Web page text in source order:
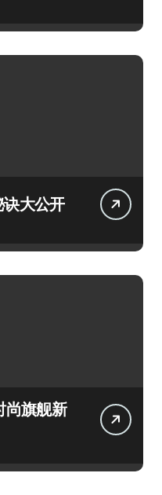
大公开
尚旗舰新